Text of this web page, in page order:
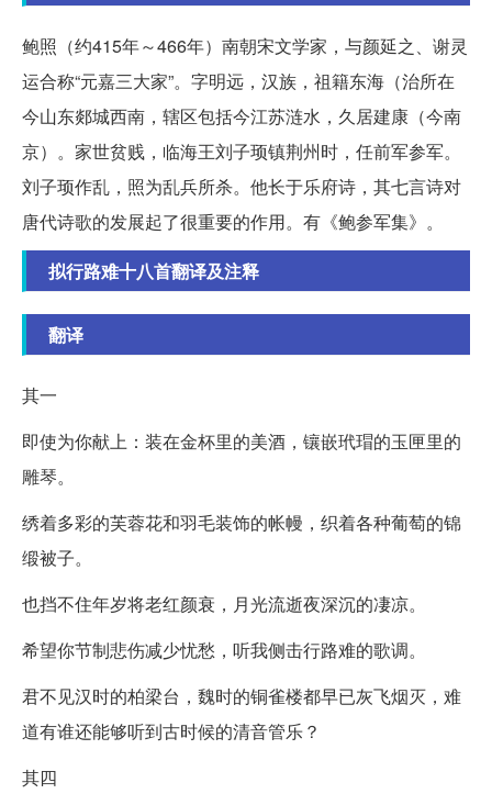
鲍照（约415年～466年）南朝宋文学家，与颜延之、谢灵
运合称“元嘉三大家”。字明远，汉族，祖籍东海（治所在
今山东郯城西南，辖区包括今江苏涟水，久居建康（今南
京）。家世贫贱，临海王刘子顼镇荆州时，任前军参军。
刘子顼作乱，照为乱兵所杀。他长于乐府诗，其七言诗对
唐代诗歌的发展起了很重要的作用。有《鲍参军集》。
拟行路难十八首翻译及注释
翻译
其一
即使为你献上：装在金杯里的美酒，镶嵌玳瑁的玉匣里的
雕琴。
绣着多彩的芙蓉花和羽毛装饰的帐幔，织着各种葡萄的锦
缎被子。
也挡不住年岁将老红颜衰，月光流逝夜深沉的凄凉。
希望你节制悲伤减少忧愁，听我侧击行路难的歌调。
君不见汉时的柏梁台，魏时的铜雀楼都早已灰飞烟灭，难
道有谁还能够听到古时候的清音管乐？
其四